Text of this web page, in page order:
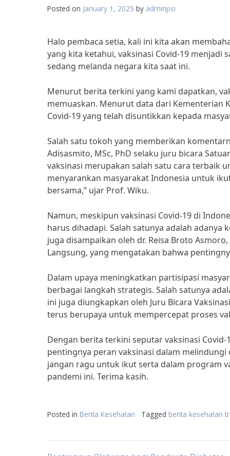
Posted on January 1, 2025 by adminpsi
Halo pembaca setia, kali ini kita akan
yang kita ketahui, vaksinasi Covid-19 menjadi
sedang melanda negara kita saat ini.
Menurut berita terkini yang kami dapatkan,
memuaskan. Menurut data dari Kementerian
Covid-19 yang telah disuntikkan kepada
Salah satu tokoh yang memberikan
Adisasmito, MSc, PhD selaku juru bicara
vaksinasi merupakan salah satu cara terbaik
menyarankan masyarakat Indonesia untuk
bersama,” ujar Prof. Wiku.
Namun, meskipun vaksinasi Covid-19 di
harus dihadapi. Salah satunya adalah
juga disampaikan oleh dr. Reisa Broto
Langsung, yang mengatakan bahwa
Dalam upaya meningkatkan partisipasi
berbagai langkah strategis. Salah satunya
ini juga diungkapkan oleh Juru Bicara
terus berupaya untuk mempercepat proses
Dengan berita terkini seputar vaksinasi
pentingnya peran vaksinasi dalam
jangan ragu untuk ikut serta dalam program
pandemi ini. Terima kasih.
Posted in Berita Kesehatan Tagged berita kesehatan